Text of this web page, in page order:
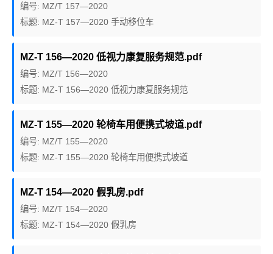
编号: MZ/T 157—2020
标题: MZ-T 157—2020 手动移位车
MZ-T 156—2020 低视力康复服务规范.pdf
编号: MZ/T 156—2020
标题: MZ-T 156—2020 低视力康复服务规范
MZ-T 155—2020 轮椅车用便携式坡道.pdf
编号: MZ/T 155—2020
标题: MZ-T 155—2020 轮椅车用便携式坡道
MZ-T 154—2020 假乳房.pdf
编号: MZ/T 154—2020
标题: MZ-T 154—2020 假乳房